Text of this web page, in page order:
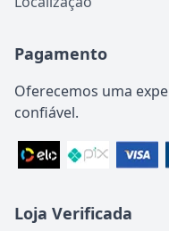
Pagamento
Oferecemos uma
confiável.
Loja Verificada